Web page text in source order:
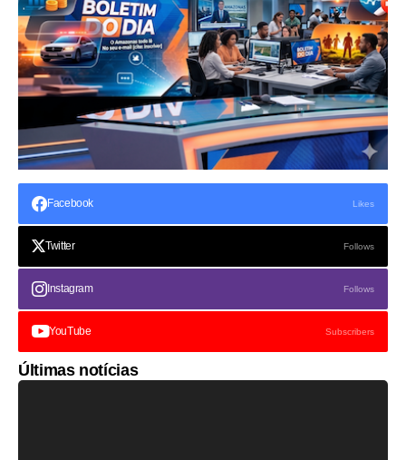
Facebook Likes
Twitter Follows
Instagram Follows
YouTube Subscribers
Últimas notícias